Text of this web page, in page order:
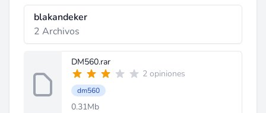
blakandeker
2 Archivos
DM560.rar
2 opiniones
dm560
0.31Mb